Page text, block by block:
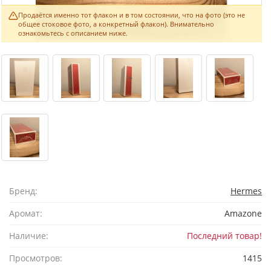
Продаётся именно тот флакон и в том состоянии, что на фото (это не
общее стоковое фото, а конкретный флакон). Внимательно
ознакомьтесь с описанием ниже.
Бренд:
Hermes
Аромат:
Amazone
Наличие:
Последний товар!
Просмотров:
1415